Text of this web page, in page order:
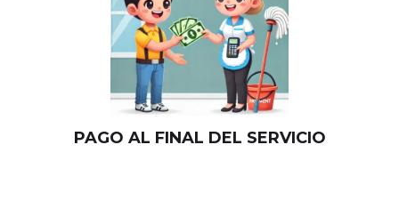
PAGO AL FINAL DEL SERVICIO